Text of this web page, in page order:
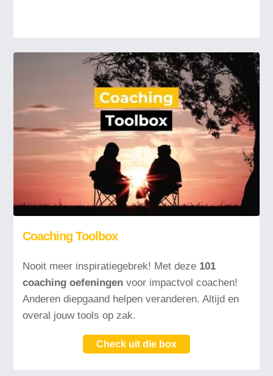
Coaching Toolbox
Nooit meer inspiratiegebrek! Met deze 101
coaching oefeningen voor impactvol coachen!
Anderen diepgaand helpen veranderen. Altijd en
overal jouw tools op zak.
Check uit die box